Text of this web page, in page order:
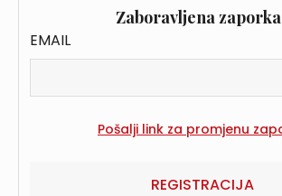
Zaboravljena
EMAIL
REGISTRACIJA